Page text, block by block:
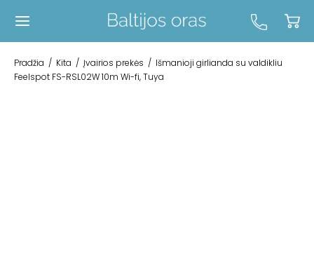
Pradžia / Kita / Įvairios prekės / Išmanioji girlianda su valdikliu
Feelspot FS-RSL02W 10m Wi-fi, Tuya